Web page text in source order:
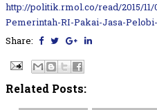
http://politik.rmol.co/read/2015/
Pemerintah-RI-Pakai-Jasa-
Share:
Related Posts: